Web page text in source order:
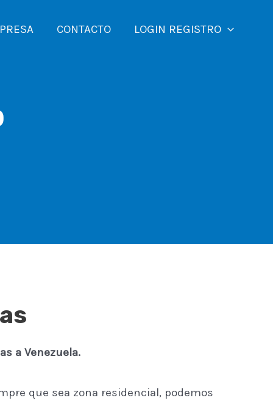
CONTACTO LOGIN REGISTRO
a Venezuela.
que sea zona residencial, podemos